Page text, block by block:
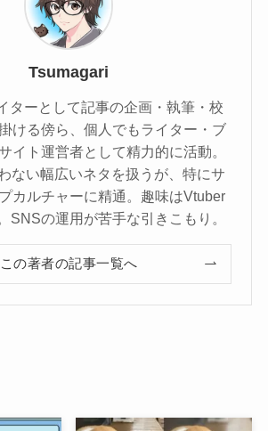
Tsumagari
ターとして記事の企画・執筆・校
ける傍ら、個人でもライター・ブ
イト運営者として精力的に活動。
ない幅広いネタを扱うが、特にサ
カルチャーに精通。趣味はVtuber
SNSの運用が苦手な引きこもり。
この著者の記事一覧へ